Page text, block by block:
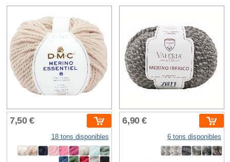
7,50 €
18 tons disponibles
6,90 €
6 tons disponibles